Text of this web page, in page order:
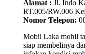
Alamat : Jl. Indo
RT.005/RW.006
Nomor Telepon:
Mobil Laka mobil
siap membelinya